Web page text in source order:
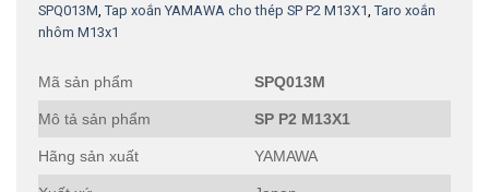
SPQ013M, Tap xoắn YAMAWA cho thép SP P2 M13X1, Taro xoắn
nhôm M13x1
Mã sản phẩm SPQ013M
Mô tả sản phẩm SP P2 M13X1
Hãng sản xuất YAMAWA